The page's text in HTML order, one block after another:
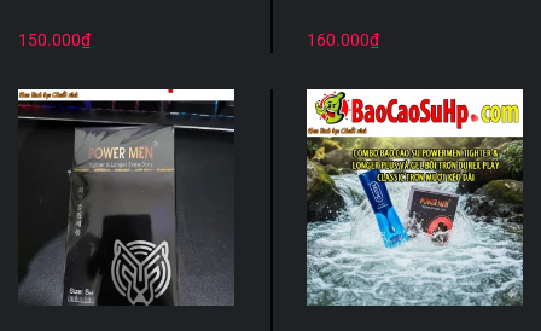
lấy lại phong độ anh em.
150.000₫
Super Lubricative siêu
160.000₫